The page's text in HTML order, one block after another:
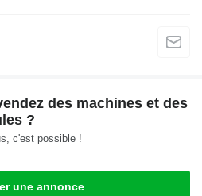
des machines et des
?
c'est possible !
une annonce